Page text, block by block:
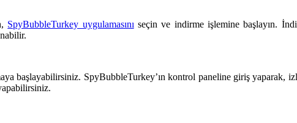
SpyBubbleTurkey uygulamasını seçin ve indirme işlemine başlayın.
başlayabilirsiniz. SpyBubbleTurkey’ın kontrol paneline giriş yaparak,